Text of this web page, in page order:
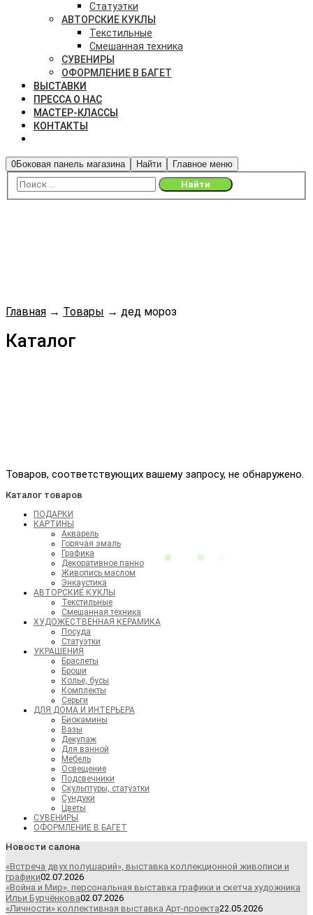
Статуэтки
АВТОРСКИЕ КУКЛЫ
Текстильные
Смешанная техника
СУВЕНИРЫ
ОФОРМЛЕНИЕ В БАГЕТ
ВЫСТАВКИ
ПРЕССА О НАС
МАСТЕР-КЛАССЫ
КОНТАКТЫ
0Боковая панель магазина Найти Главное меню
Главная → Товары → дед мороз
Каталог
Товаров, соответствующих вашему запросу, не обнаружено.
Каталог товаров
ПОДАРКИ
КАРТИНЫ
Акварель
Горячая эмаль
Графика
Декоративное панно
Живопись маслом
Энкаустика
АВТОРСКИЕ КУКЛЫ
Текстильные
Смешанная техника
ХУДОЖЕСТВЕННАЯ КЕРАМИКА
Посуда
Статуэтки
УКРАШЕНИЯ
Браслеты
Броши
Колье, бусы
Комплекты
Серьги
ДЛЯ ДОМА И ИНТЕРЬЕРА
Биокамины
Вазы
Декупаж
Для ванной
Мебель
Освещение
Подсвечники
Скульптуры, статуэтки
Сундуки
Цветы
СУВЕНИРЫ
ОФОРМЛЕНИЕ В БАГЕТ
Новости салона
«Встреча двух полушарий», выставка коллекционной живописи и
графики02.07.2026
«Война и Мир», персональная выставка графики и скетча художника
Ильи Бурчёнкова02.07.2026
«Личности» коллективная выставка Арт-проекта22.05.2026